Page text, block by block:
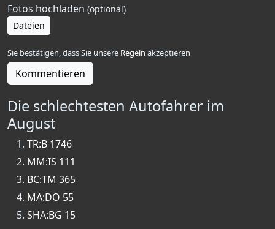
Fotos hochladen (optional)
Dateien
Sie bestätigen, dass Sie unsere Regeln akzeptieren
Kommentieren
Die schlechtesten Autofahrer im
August
TR:B 1746
MM:IS 111
BC:TM 365
MA:DO 55
SHA:BG 15